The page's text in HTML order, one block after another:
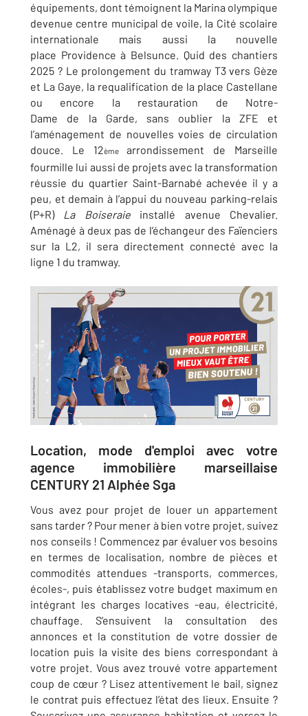
équipements, dont témoignent la Marina olympique
devenue centre municipal de voile, la Cité scolaire
internationale mais aussi la nouvelle
place Providence à Belsunce. Quid des chantiers
2025 ? Le prolongement du tramway T3 vers Gèze
et La Gaye, la requalification de la place Castellane
ou encore la restauration de Notre-
Dame de la Garde, sans oublier la ZFE et
l’aménagement de nouvelles voies de circulation
douce. Le 12èmearrondissement de Marseille
fourmille lui aussi de projets avec la transformation
réussie du quartier Saint-Barnabé achevée il y a
peu, et demain à l’appui du nouveau parking-relais
(P+R) La Boiseraieinstallé avenue Chevalier.
Aménagé à deux pas de l’échangeur des Faïenciers
sur la L2, il sera directement connecté avec la
ligne 1 du tramway.
Location, mode d'emploi avec votre
agence immobilière marseillaise
CENTURY 21 Alphée Sga
Vous avez pour projet de louer un appartement
sans tarder ? Pour mener à bien votre projet, suivez
nos conseils ! Commencez par évaluer vos besoins
en termes de localisation, nombre de pièces et
commodités attendues -transports, commerces,
écoles-, puis établissez votre budget maximum en
intégrant les charges locatives -eau, électricité,
chauffage. S’ensuivent la consultation des
annonces et la constitution de votre dossier de
location puis la visite des biens correspondant à
votre projet. Vous avez trouvé votre appartement
coup de cœur ? Lisez attentivement le bail, signez
le contrat puis effectuez l’état des lieux. Ensuite ?